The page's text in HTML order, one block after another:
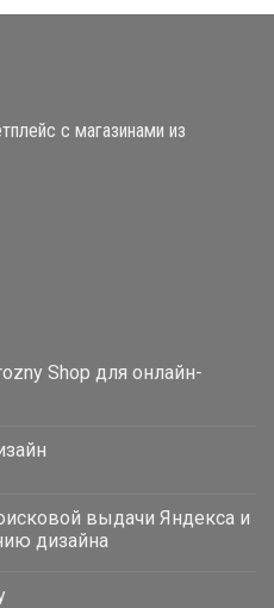
с магазинами из
Shop для онлайн-
выдачи Яндекса и
дизайна